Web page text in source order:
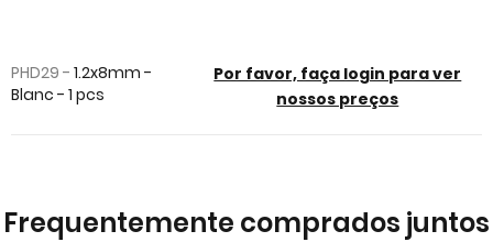
the
beginning
PHD29 - 1.2x8mm -
Blanc - 1 pcs
Por favor, faça login para ver
nossos preços
Frequentemente comprados juntos